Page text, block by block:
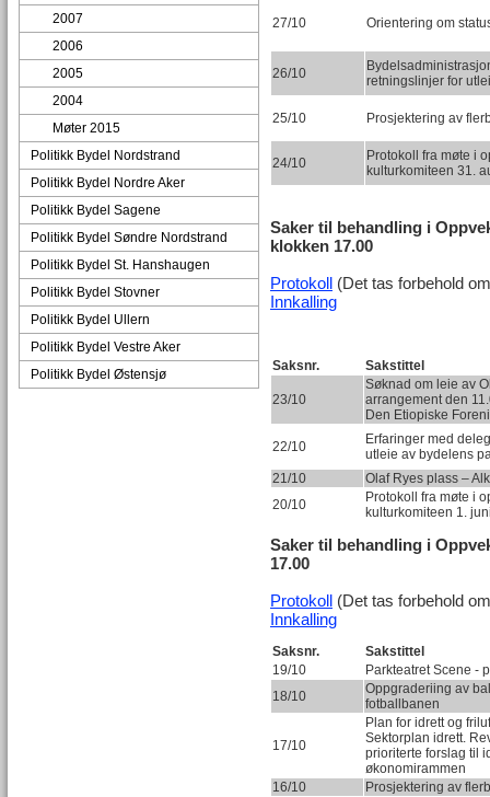
2007
2006
2005
2004
Møter 2015
Politikk Bydel Nordstrand
Politikk Bydel Nordre Aker
Politikk Bydel Sagene
Politikk Bydel Søndre Nordstrand
Politikk Bydel St. Hanshaugen
Politikk Bydel Stovner
Politikk Bydel Ullern
Politikk Bydel Vestre Aker
Politikk Bydel Østensjø
27/10 Orientering om
26/10
retningslinjer for
25/10 Prosjektering av
24/10
Protokoll fra møte i
kulturkomiteen 31.
Saker til behandling i
klokken 17.00
Protokoll (Det tas forbehold
Innkalling
Saksnr. Sakstittel
23/10
Søknad om leie av
arrangement den
Den Etiopiske
22/10
Erfaringer med
utleie av bydelens
21/10
Olaf Ryes plass –
20/10
Protokoll fra møte i
kulturkomiteen 1.
Saker til behandling i
17.00
Protokoll (Det tas forbehold
Innkalling
Saksnr.
Sakstittel
19/10
Parkteatret Scene -
18/10
Oppgraderiing av
fotballbanen
17/10
Plan for idrett og
Sektorplan idrett.
prioriterte forslag til
økonomirammen
16/10
Prosjektering av